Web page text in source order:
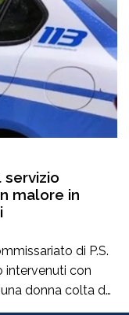
servizio
malore in
di P.S.
intervenuti con
donna colta da
a Palmi.La